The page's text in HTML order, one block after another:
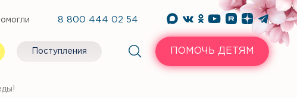
8 800 444 02 54
Поступления ПОМОЧЬ ДЕТЯМ